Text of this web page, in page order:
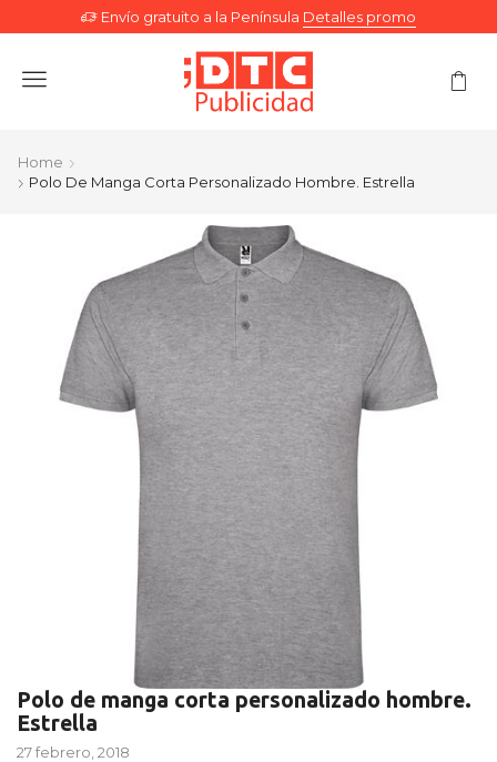
Envío gratuito a la Península Detalles promo
Menu
Home
Polo De Manga Corta Personalizado Hombre. Estrella
Polo de manga corta personalizado hombre.
Estrella
27 febrero, 2018